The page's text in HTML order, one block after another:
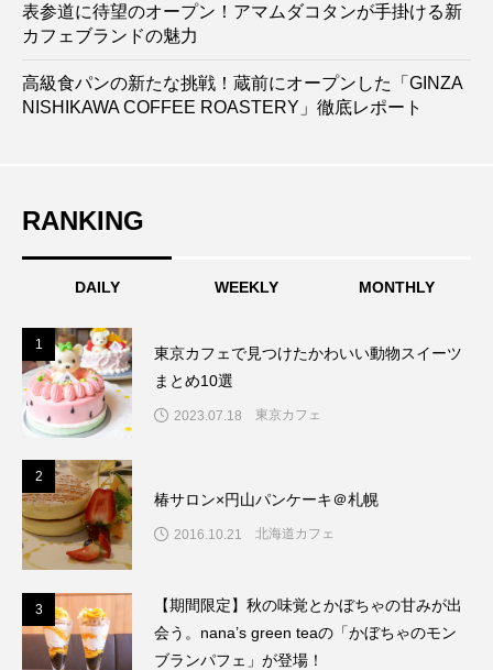
表参道に待望のオープン！アマムダコタンが手掛ける新
カフェブランドの魅力
高級食パンの新たな挑戦！蔵前にオープンした「GINZA
NISHIKAWA COFFEE ROASTERY」徹底レポート
RANKING
DAILY WEEKLY MONTHLY
1
東京カフェで見つけたかわいい動物スイーツ
まとめ10選
2023.07.18 東京カフェ
2
椿サロン×円山パンケーキ＠札幌
2016.10.21 北海道カフェ
3
【期間限定】秋の味覚とかぼちゃの甘みが出
会う。nana’s green teaの「かぼちゃのモン
ブランパフェ」が登場！